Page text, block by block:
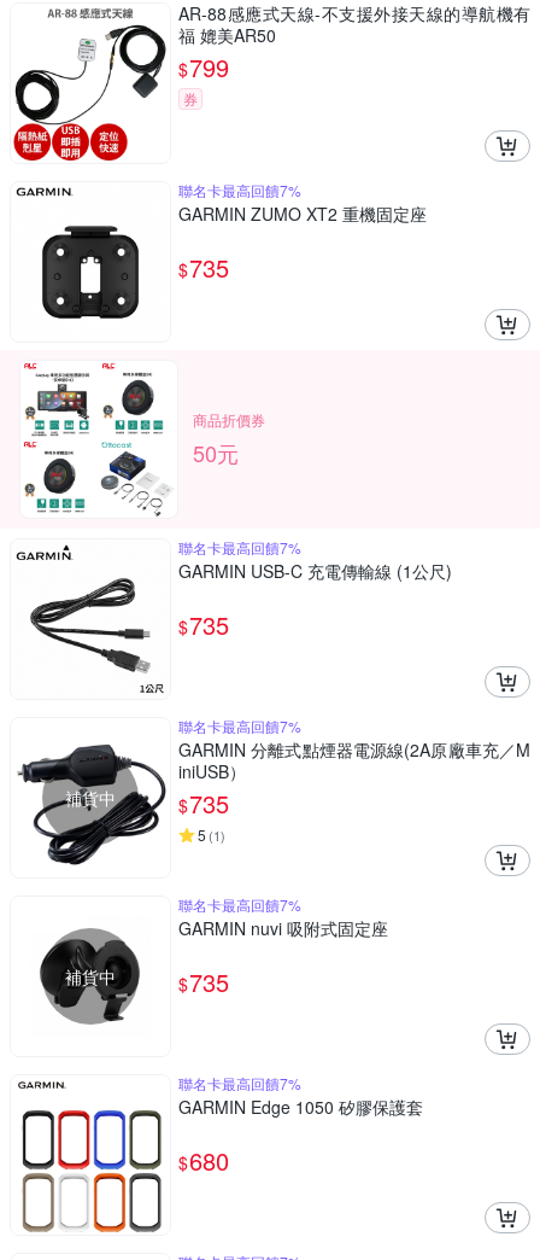
AR-88感應式天線-不支援外接天線的導航機有
福 媲美AR50
$799
券
聯名卡最高回饋7%
GARMIN ZUMO XT2 重機固定座
$735
商品折價券
50元
聯名卡最高回饋7%
GARMIN USB-C 充電傳輸線 (1公尺)
$735
補貨中
聯名卡最高回饋7%
GARMIN 分離式點煙器電源線(2A原廠車充／M
iniUSB）
$735
5 (1)
補貨中
聯名卡最高回饋7%
GARMIN nuvi 吸附式固定座
$735
聯名卡最高回饋7%
GARMIN Edge 1050 矽膠保護套
$680